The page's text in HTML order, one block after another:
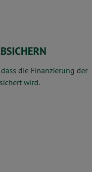
die Finanzierung der
wird.